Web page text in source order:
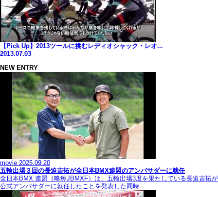
【Pick Up】2013ツールに挑むレディオシャック・レオ...
2013.07.03
NEW ENTRY
movie 2025.09.20
五輪出場３回の長迫吉拓が全日本BMX連盟のアンバサダーに就任
全日本BMX 連盟（略称JBMXF）は、五輪出場3度を果たしている長迫吉拓が
公式アンバサダーに就任したことを発表した同時…